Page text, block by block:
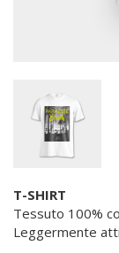
T-SHIRT
Tessuto 100%
Leggermente